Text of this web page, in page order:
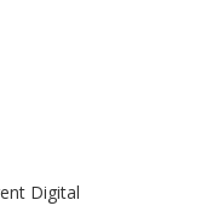
Digital